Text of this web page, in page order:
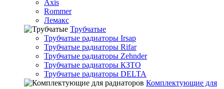
Axis
Rommer
Лемакс
Трубчатые
Трубчатые радиаторы Irsap
Трубчатые радиаторы Rifar
Трубчатые радиаторы Zehnder
Трубчатые радиаторы КЗТО
Трубчатые радиаторы DELTA
Комплектующие для